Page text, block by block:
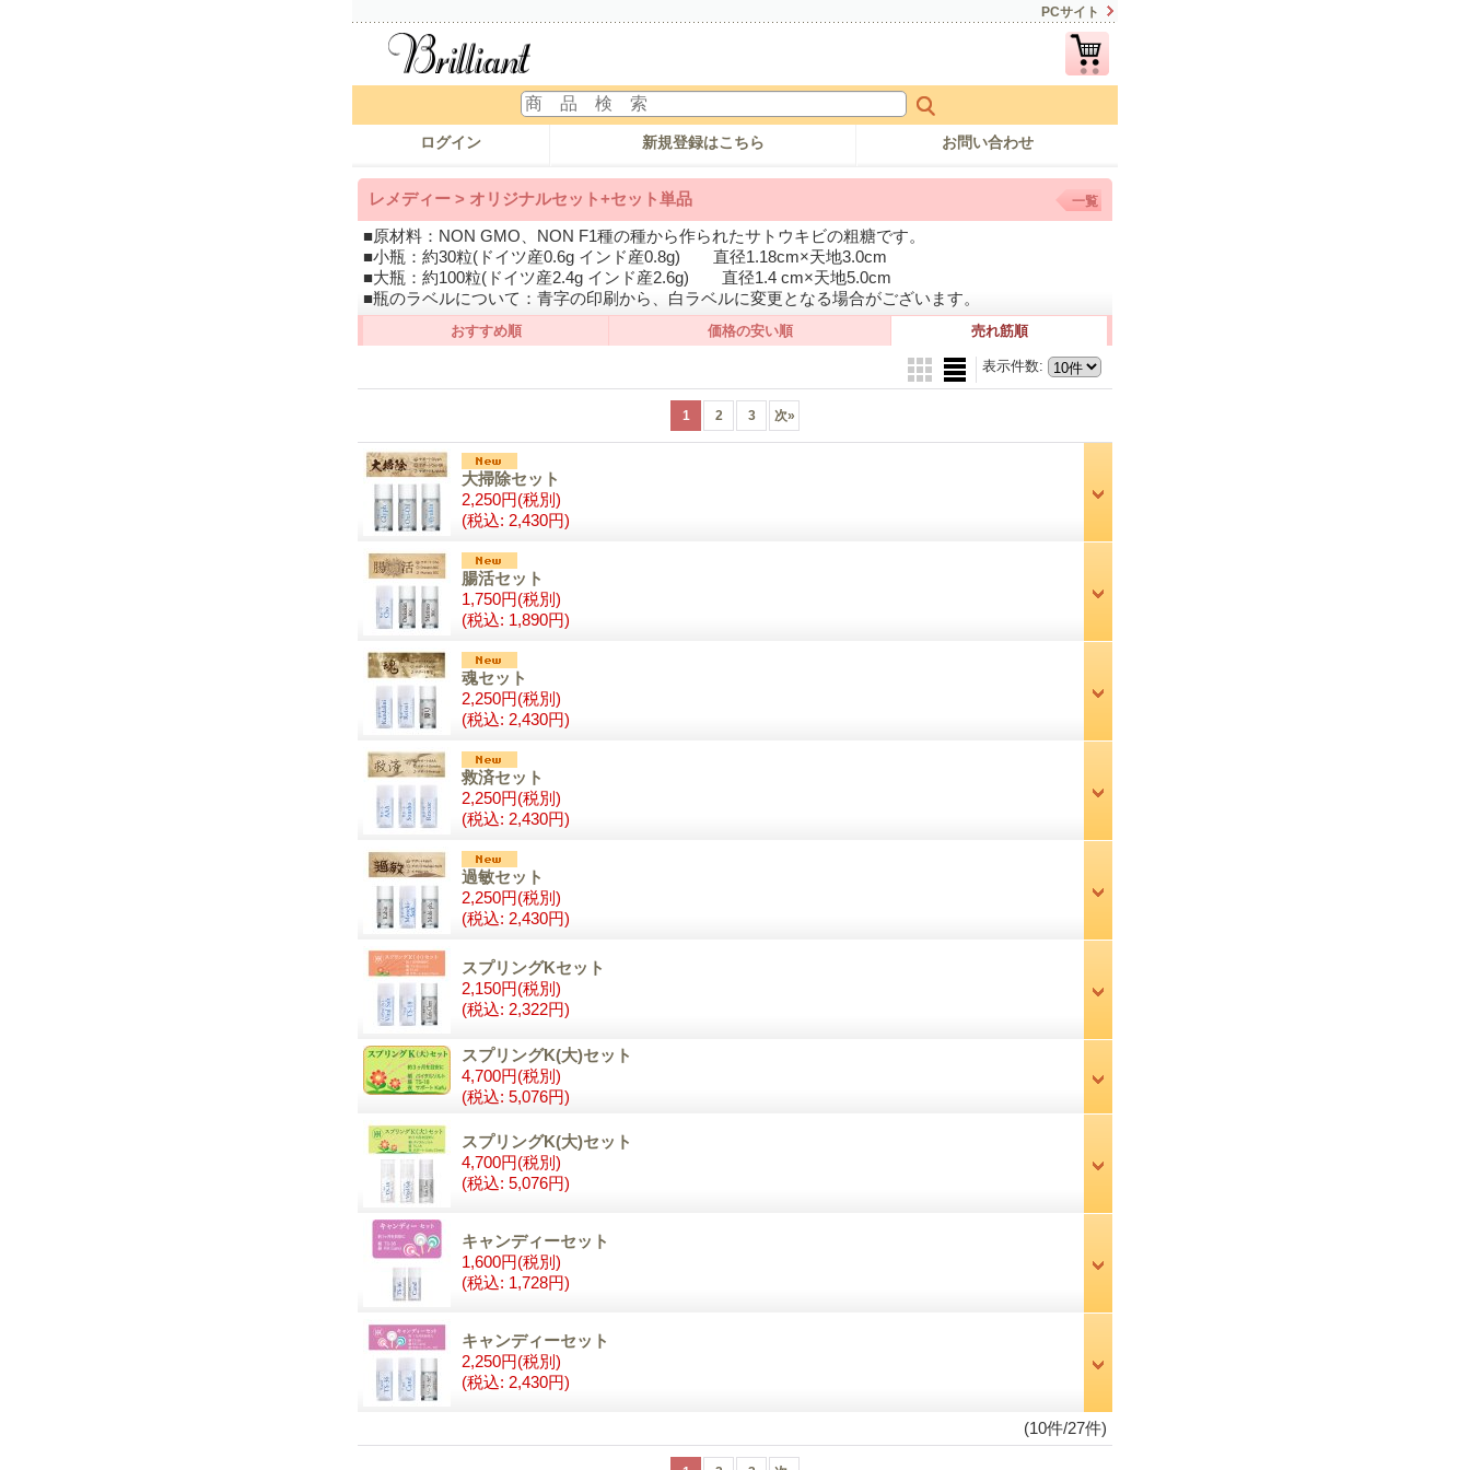
PCサイト
ログイン 新規登録はこちら お問い合わせ
レメディー > オリジナルセット+セット単品
■原材料：NON GMO、NON F1種の種から作られたサトウキビの粗糖です。
■小瓶：約30粒(ドイツ産0.6g インド産0.8g) 直径1.18cm×天地3.0cm
■大瓶：約100粒(ドイツ産2.4g インド産2.6g) 直径1.4 cm×天地5.0cm
■瓶のラベルについて：青字の印刷から、白ラベルに変更となる場合がございます。
一覧
おすすめ順 価格の安い順 売れ筋順
表示件数:
1 2 3 次»
大掃除セット
2,250円(税別)
(税込: 2,430円)
腸活セット
1,750円(税別)
(税込: 1,890円)
魂セット
2,250円(税別)
(税込: 2,430円)
救済セット
2,250円(税別)
(税込: 2,430円)
過敏セット
2,250円(税別)
(税込: 2,430円)
スプリングKセット
2,150円(税別)
(税込: 2,322円)
スプリングK(大)セット
4,700円(税別)
(税込: 5,076円)
スプリングK(大)セット
4,700円(税別)
(税込: 5,076円)
キャンディーセット
1,600円(税別)
(税込: 1,728円)
キャンディーセット
2,250円(税別)
(税込: 2,430円)
(10件/27件)